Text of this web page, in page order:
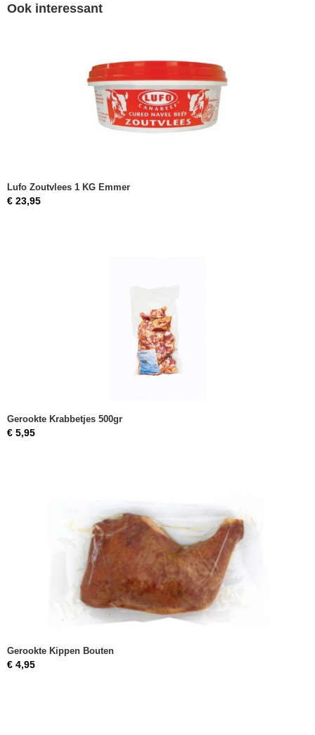
Ook interessant
Lufo Zoutvlees 1 KG Emmer
€ 23,95
Gerookte Krabbetjes 500gr
€ 5,95
Gerookte Kippen Bouten
€ 4,95